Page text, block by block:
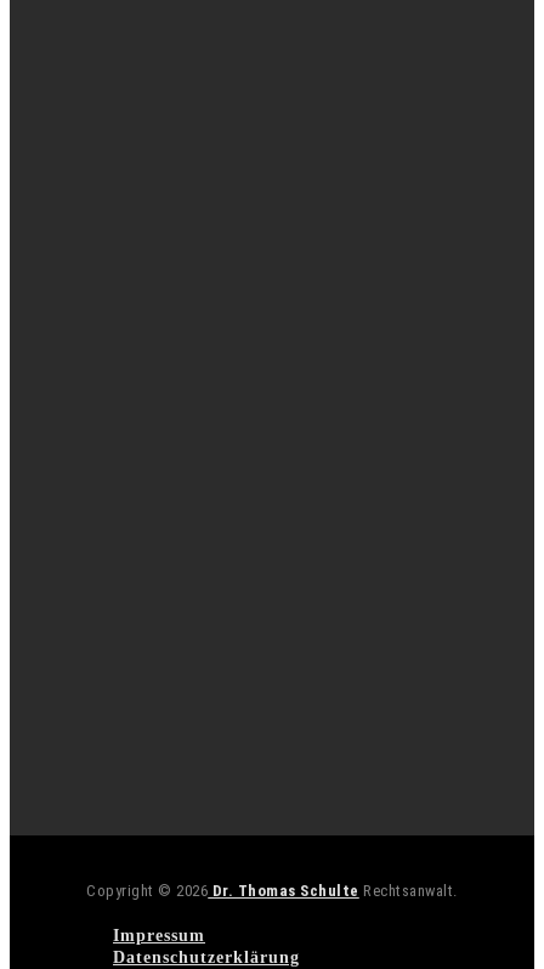
Copyright © 2026 Dr. Thomas Schulte Rechtsanwalt.
Impressum
Datenschutzerklärung